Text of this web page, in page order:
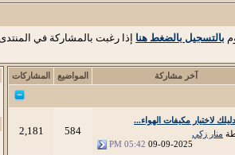
بالتسجيل بالضغط هنا إذا رغبت بالمشاركة في
آخر مشاركة المواضيع المشاركات
دليلك لاختيار مكيفات الهواء...
منار زكي
09-09-2025
05:42 PM
584
2,181